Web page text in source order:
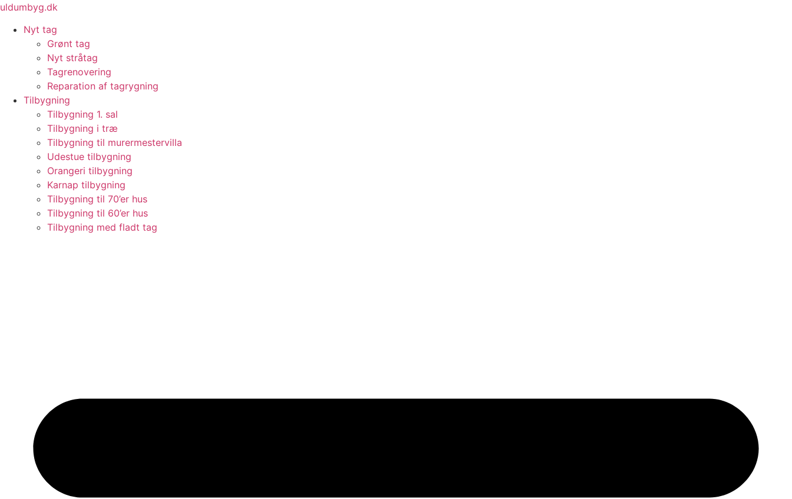
Videre
indhold
uldumbyg.dk
Nyt tag
Grønt tag
Nyt stråtag
Tagrenovering
Reparation af tagrygning
Tilbygning
Tilbygning 1. sal
Tilbygning i træ
Tilbygning til murermestervilla
Udestue tilbygning
Orangeri tilbygning
Karnap tilbygning
Tilbygning til 70’er hus
Tilbygning til 60’er hus
Tilbygning med fladt tag